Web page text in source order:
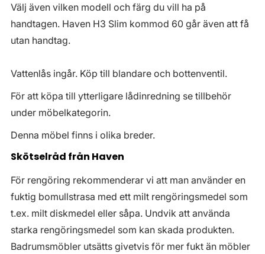
Välj även vilken modell och färg du vill ha på
handtagen. Haven H3 Slim kommod 60 går även att få
utan handtag.
Vattenlås ingår. Köp till blandare och bottenventil.
För att köpa till ytterligare lådinredning se tillbehör
under möbelkategorin.
Denna möbel finns i olika breder.
Skötselråd från Haven
För rengöring rekommenderar vi att man använder en
fuktig bomullstrasa med ett milt rengöringsmedel som
t.ex. milt diskmedel eller såpa. Undvik att använda
starka rengöringsmedel som kan skada produkten.
Badrumsmöbler utsätts givetvis för mer fukt än möbler